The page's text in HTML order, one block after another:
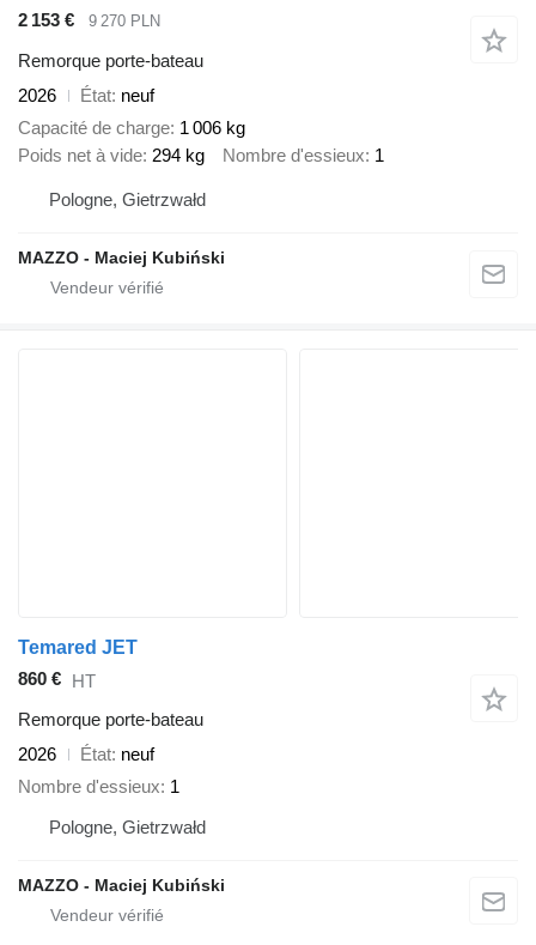
2 153 €
9 270 PLN
Remorque porte-bateau
2026
État neuf
Capacité de charge 1 006 kg
Poids net à vide 294 kg Nombre d'essieux 1
Pologne, Gietrzwałd
MAZZO - Maciej Kubiński
Temared JET
860 € HT
Remorque porte-bateau
2026
État neuf
Nombre d'essieux 1
Pologne, Gietrzwałd
MAZZO - Maciej Kubiński